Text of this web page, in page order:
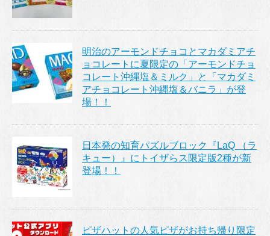
明治のアーモンドチョコとマカダミアチ
ョコレートに夏限定の「アーモンドチョ
コレート沖縄塩＆ミルク」と「マカダミ
アチョコレート沖縄塩＆バニラ」が登
場！！
日本発の知育パズルブロック『LaQ （ラ
キュー）』にトイザらス限定版2種が新
登場！！
ピザハットの人気ピザがお持ち帰り限定